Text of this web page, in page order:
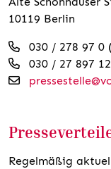
10119 Berlin
030 / 278 97 0
030 / 27 897
Regelmäßig